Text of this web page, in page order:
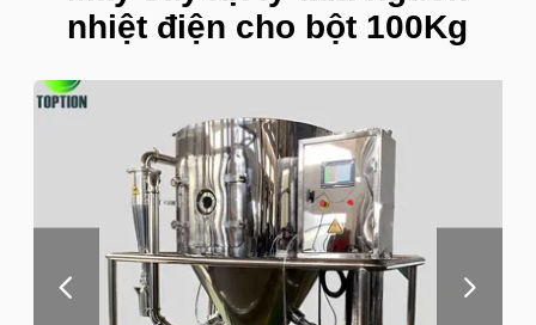
nhiệt điện cho bột 100Kg